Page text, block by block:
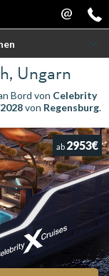
@
Ungarn
Bord von Celebrity
von Regensburg.
ab 2953€